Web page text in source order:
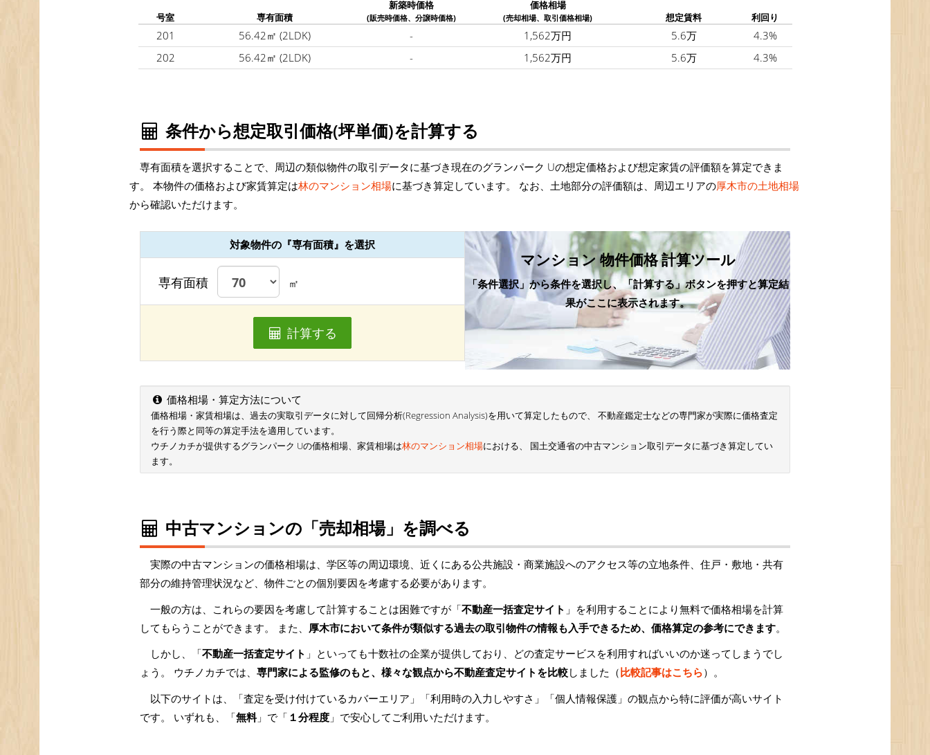
号室 専有面積
新築時価格
(販売時価格、分譲時価格)
価格相場
(売却相場、取引価格相場) 想定賃料 利回り
201 56.42㎡ (2LDK) - 1,562万円 5.6万
4.3%
202
56.42㎡ (2LDK) - 1,562万円 5.6万 4.3%
条件から想定取引価格(坪単価)を計算する
専有面積を選択することで、周辺の類似物件の取引データに基づき現在のグランパーク Uの想定価格および想定家賃の評価額を算定できま
す。 本物件の価格および家賃算定は林のマンション相場に基づき算定しています。 なお、土地部分の評価額は、周辺エリアの厚木市の土地相場
から確認いただけます。
対象物件の『専有面積』を選択
専有面積 ㎡
計算する
マンション 物件価格 計算ツール
「条件選択」から条件を選択し、「計算する」ボタンを押すと算定結
果がここに表示されます。
価格相場・算定方法について
価格相場・家賃相場は、過去の実取引データに対して回帰分析(Regression Analysis)を用いて算定したもので、 不動産鑑定士などの専門家が実際に価格査定
を行う際と同等の算定手法を適用しています。
ウチノカチが提供するグランパーク Uの価格相場、家賃相場は林のマンション相場における、 国土交通省の中古マンション取引データに基づき算定してい
ます。
中古マンションの「売却相場」を調べる
実際の中古マンションの価格相場は、学区等の周辺環境、近くにある公共施設・商業施設へのアクセス等の立地条件、住戸・敷地・共有
部分の維持管理状況など、物件ごとの個別要因を考慮する必要があります。
一般の方は、これらの要因を考慮して計算することは困難ですが「不動産一括査定サイト 」を利用することにより無料で価格相場を計算
してもらうことができます。 また、 厚木市において条件が類似する過去の取引物件の情報も入手できるため、価格算定の参考にできます。
しかし、「不動産一括査定サイト 」といっても十数社の企業が提供しており、どの査定サービスを利用すればいいのか迷ってしまうでし
ょう。 ウチノカチでは、 専門家による監修のもと、様々な観点から不動産査定サイトを比較しました（比較記事はこちら）。
以下のサイトは、「査定を受け付けているカバーエリア」「利用時の入力しやすさ」「個人情報保護」の観点から特に評価が高いサイト
です。 いずれも、「無料」で「 １分程度 」で安心してご利用いただけます。